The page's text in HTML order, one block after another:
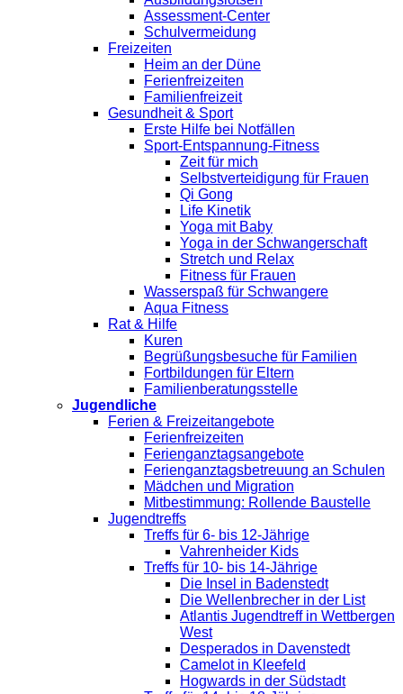
Assessment-Center
Schulvermeidung
Freizeiten
Heim an der Düne
Ferienfreizeiten
Familienfreizeit
Gesundheit & Sport
Erste Hilfe bei Notfällen
Sport-Entspannung-Fitness
Zeit für mich
Selbstverteidigung für Frauen
Qi Gong
Life Kinetik
Yoga mit Baby
Yoga in der Schwangerschaft
Stretch und Relax
Fitness für Frauen
Wasserspaß für Schwangere
Aqua Fitness
Rat & Hilfe
Kuren
Begrüßungsbesuche für Familien
Fortbildungen für Eltern
Familienberatungsstelle
Jugendliche
Ferien & Freizeitangebote
Ferienfreizeiten
Ferienganztagsangebote
Ferienganztagsbetreuung an Schulen
Mädchen und Migration
Mitbestimmung: Rollende Baustelle
Jugendtreffs
Treffs für 6- bis 12-Jährige
Vahrenheider Kids
Treffs für 10- bis 14-Jährige
Die Insel in Badenstedt
Die Wellenbrecher in der List
Atlantis Jugendtreff in Wettbergen
West
Desperados in Davenstedt
Camelot in Kleefeld
Hogwards in der Südstadt